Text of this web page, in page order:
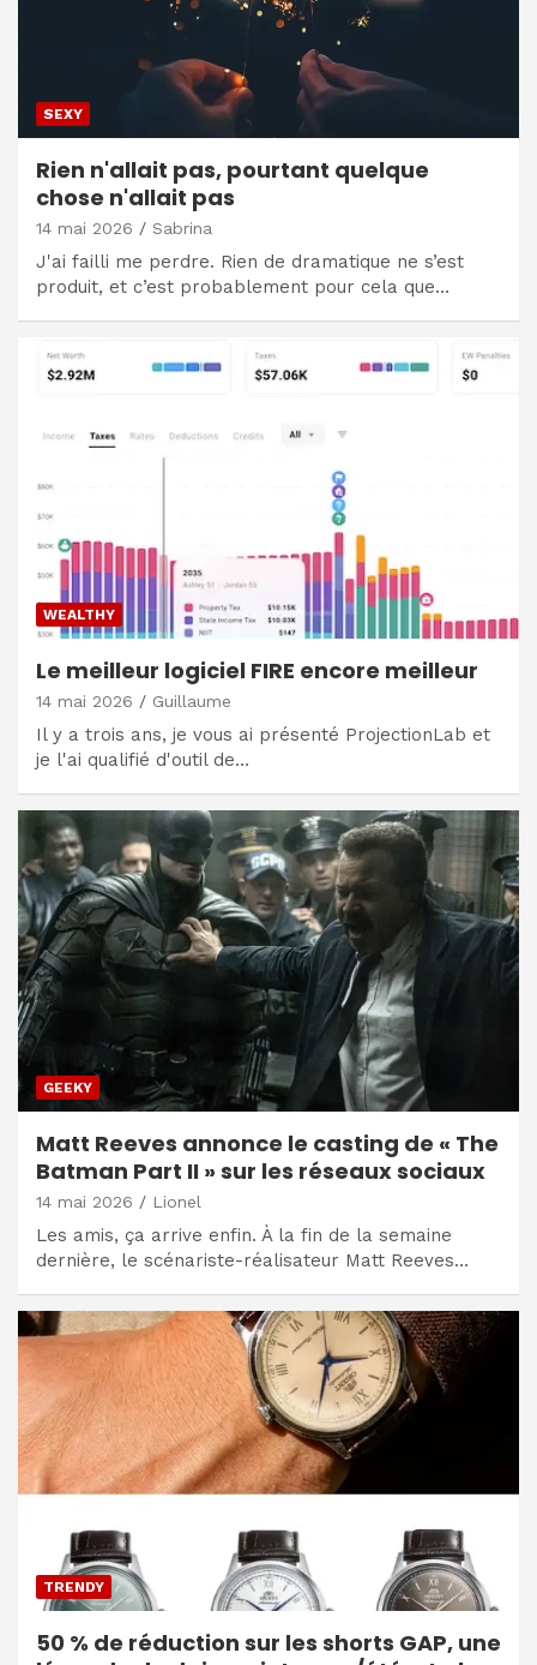
SEXY
Rien n'allait pas, pourtant quelque
chose n'allait pas
14 mai 2026 Sabrina
J'ai failli me perdre. Rien de dramatique ne s’est
produit, et c’est probablement pour cela que…
WEALTHY
Le meilleur logiciel FIRE encore meilleur
14 mai 2026 Guillaume
Il y a trois ans, je vous ai présenté ProjectionLab et
je l'ai qualifié d'outil de…
GEEKY
Matt Reeves annonce le casting de « The
Batman Part II » sur les réseaux sociaux
14 mai 2026 Lionel
Les amis, ça arrive enfin. À la fin de la semaine
dernière, le scénariste-réalisateur Matt Reeves…
TRENDY
50 % de réduction sur les shorts GAP, une